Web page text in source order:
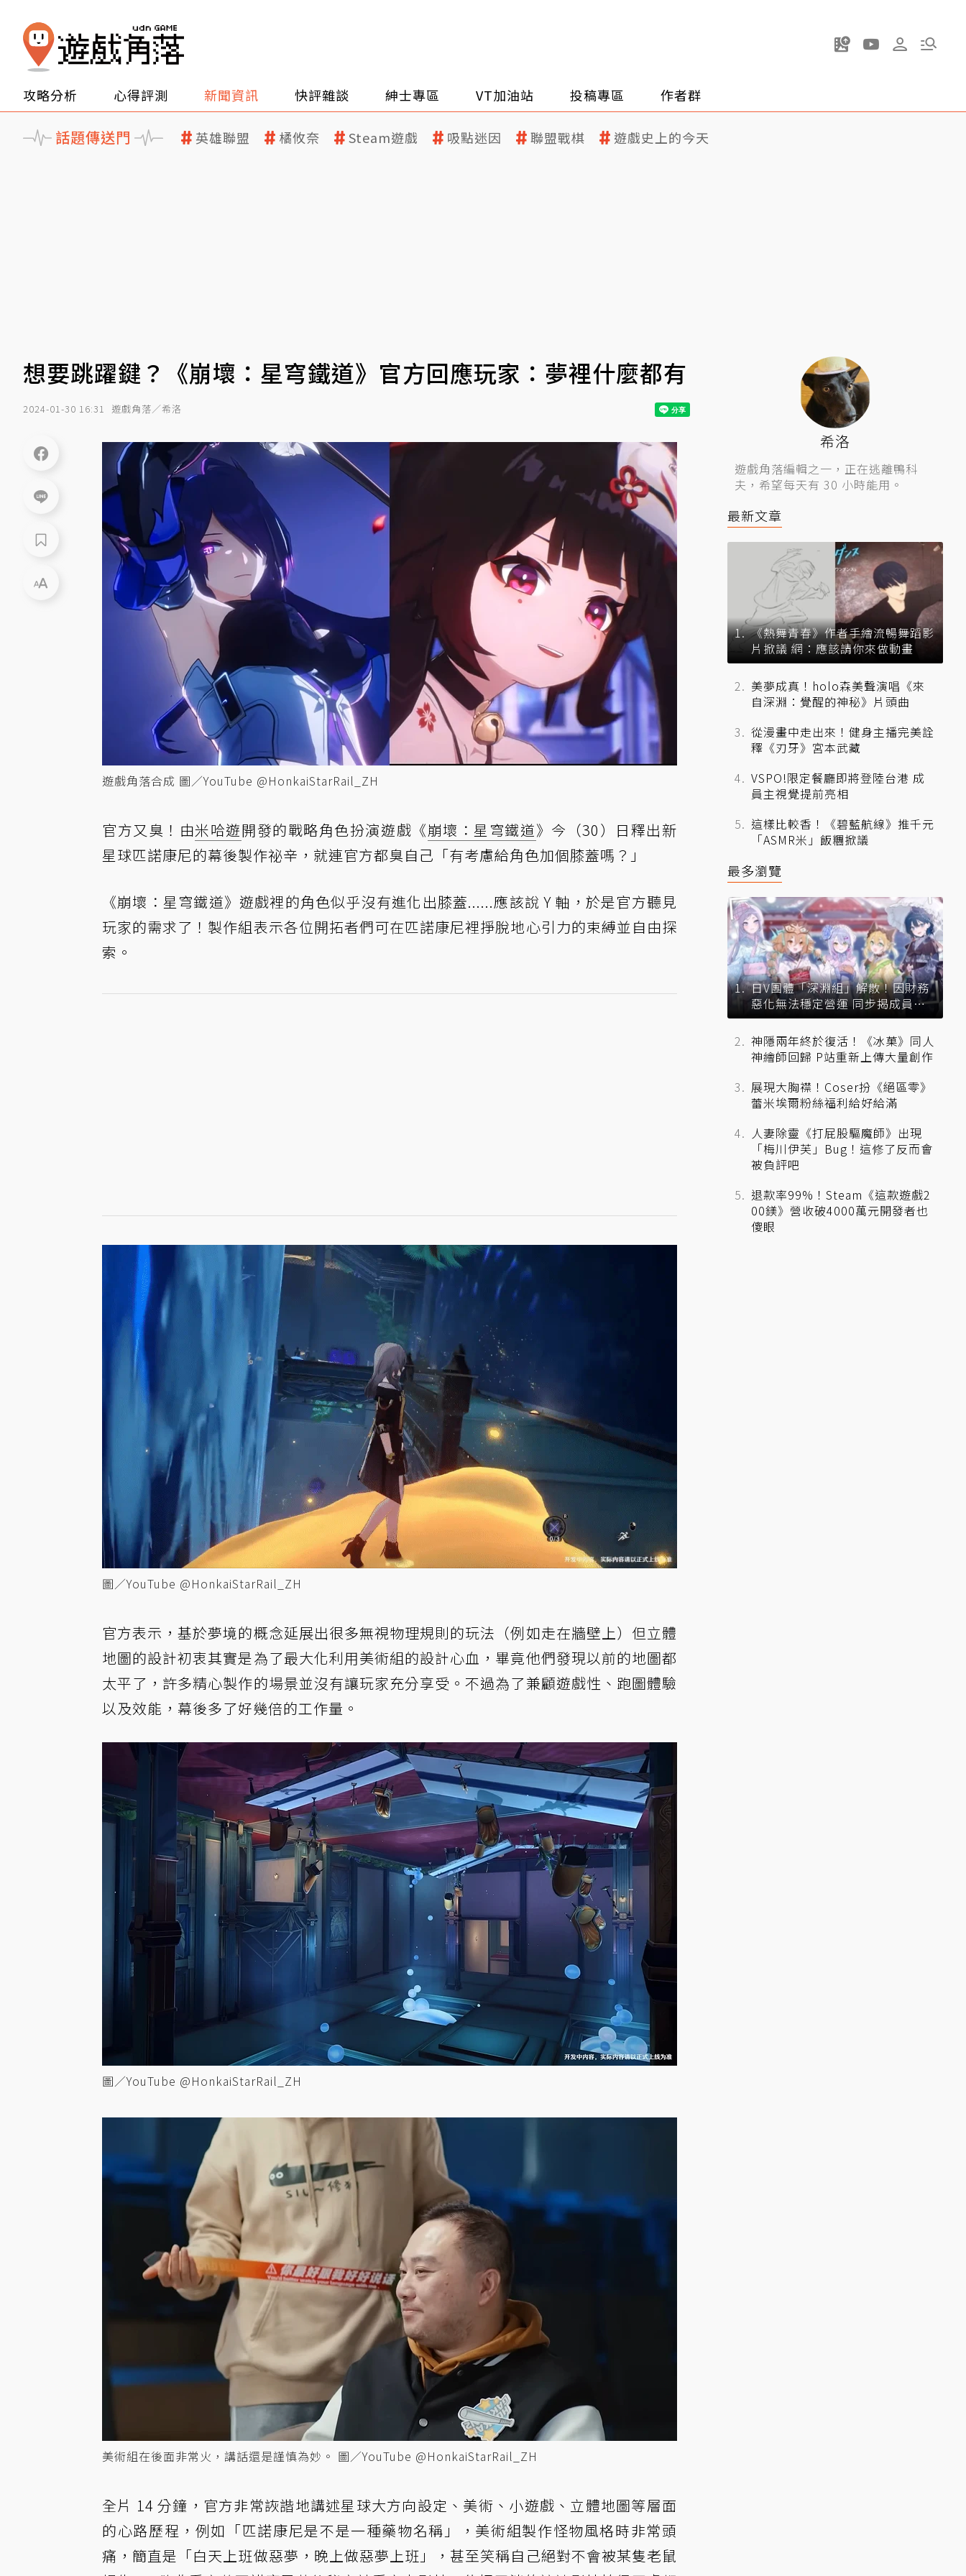
攻略分析 心得評測 新聞資訊 快評雜談 紳士專區 VT加油站 投稿專區 作者群
話題傳送門 英雄聯盟 橘攸奈 Steam遊戲 吸點迷因 聯盟戰棋 遊戲史上的今天
想要跳躍鍵？《崩壞：星穹鐵道》官方回應玩家：夢裡什麼都有
2024-01-30 16:31 遊戲角落／希洛
遊戲角落合成 圖／YouTube @HonkaiStarRail_ZH
官方又臭！由米哈遊開發的戰略角色扮演遊戲《崩壞：星穹鐵道》今（30）日釋出新
星球匹諾康尼的幕後製作祕辛，就連官方都臭自己「有考慮給角色加個膝蓋嗎？」
《崩壞：星穹鐵道》遊戲裡的角色似乎沒有進化出膝蓋......應該說 Y 軸，於是官方聽見
玩家的需求了！製作組表示各位開拓者們可在匹諾康尼裡掙脫地心引力的束縛並自由探
索。
圖／YouTube @HonkaiStarRail_ZH
官方表示，基於夢境的概念延展出很多無視物理規則的玩法（例如走在牆壁上）但立體
地圖的設計初衷其實是為了最大化利用美術組的設計心血，畢竟他們發現以前的地圖都
太平了，許多精心製作的場景並沒有讓玩家充分享受。不過為了兼顧遊戲性、跑圖體驗
以及效能，幕後多了好幾倍的工作量。
圖／YouTube @HonkaiStarRail_ZH
美術組在後面非常火，講話還是謹慎為妙。 圖／YouTube @HonkaiStarRail_ZH
全片 14 分鐘，官方非常詼諧地講述星球大方向設定、美術、小遊戲、立體地圖等層面
的心路歷程，例如「匹諾康尼是不是一種藥物名稱」，美術組製作怪物風格時非常頭
痛，簡直是「白天上班做惡夢，晚上做惡夢上班」，甚至笑稱自己絕對不會被某隻老鼠
希洛
遊戲角落編輯之一，正在逃離鴨科
夫，希望每天有 30 小時能用。
最新文章
《熱舞青春》作者手繪流暢舞蹈影
片掀議 網：應該請你來做動畫
美夢成真！holo森美聲演唱《來
自深淵：覺醒的神秘》片頭曲
從漫畫中走出來！健身主播完美詮
釋《刃牙》宮本武藏
VSPO!限定餐廳即將登陸台港 成
員主視覺提前亮相
這樣比較香！《碧藍航線》推千元
「ASMR米」飯糰掀議
最多瀏覽
日V團體「深淵組」解散！因財務
惡化無法穩定營運 同步揭成員未
來去向
神隱兩年終於復活！《冰菓》同人
神繪師回歸 P站重新上傳大量創作
展現大胸襟！Coser扮《絕區零》
蕾米埃爾粉絲福利給好給滿
人妻除靈《打屁股驅魔師》出現
「梅川伊芙」Bug！這修了反而會
被負評吧
退款率99%！Steam《這款遊戲2
00鎂》營收破4000萬元開發者也
傻眼